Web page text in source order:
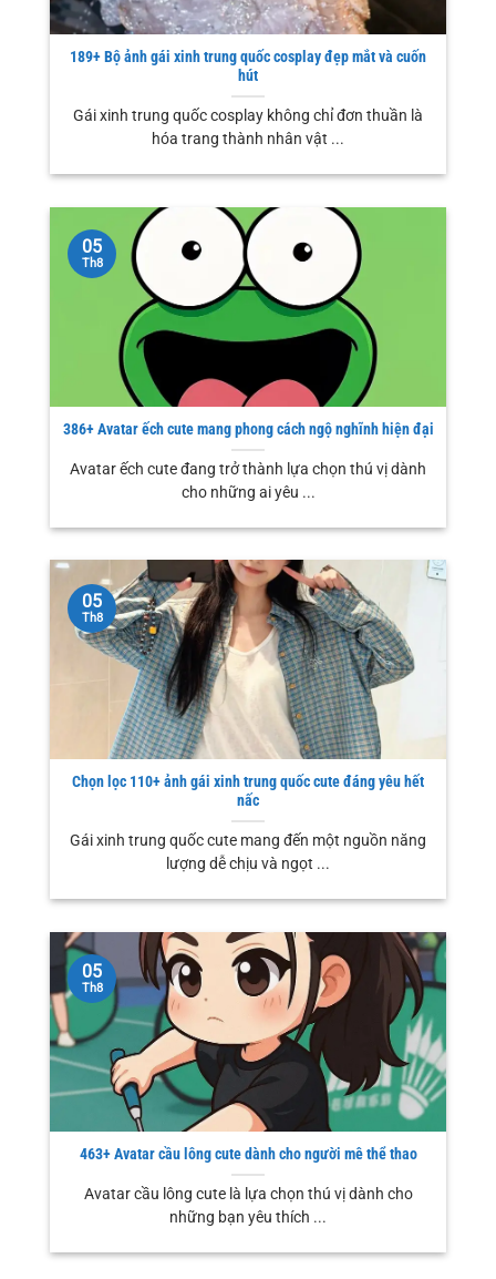
189+ Bộ ảnh gái xinh trung quốc cosplay đẹp mắt và cuốn
hút
Gái xinh trung quốc cosplay không chỉ đơn thuần là
hóa trang thành nhân vật ...
386+ Avatar ếch cute mang phong cách ngộ nghĩnh hiện đại
Avatar ếch cute đang trở thành lựa chọn thú vị dành
cho những ai yêu ...
05
Th8
Chọn lọc 110+ ảnh gái xinh trung quốc cute đáng yêu hết
nấc
Gái xinh trung quốc cute mang đến một nguồn năng
lượng dễ chịu và ngọt ...
05
Th8
463+ Avatar cầu lông cute dành cho người mê thể thao
Avatar cầu lông cute là lựa chọn thú vị dành cho
những bạn yêu thích ...
05
Th8